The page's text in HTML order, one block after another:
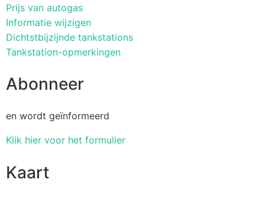
Prijs van autogas
Informatie wijzigen
Dichtstbijzijnde tankstations
Tankstation-opmerkingen
Abonneer
en wordt geïnformeerd
Klik hier voor het formulier
Kaart